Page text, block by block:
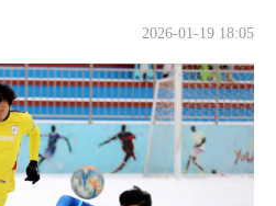
2026-01-19 18:05